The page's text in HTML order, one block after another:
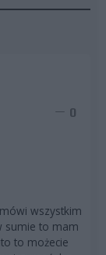
0
wszystkim
sumie to mam
to możecie